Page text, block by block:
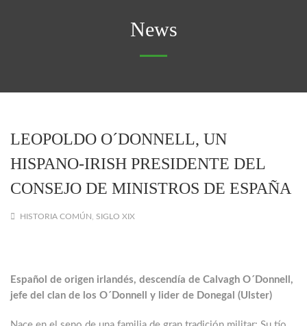
News
LEOPOLDO O´DONNELL, UN
HISPANO-IRISH PRESIDENTE DEL
CONSEJO DE MINISTROS DE ESPAÑA
HISTORIA COMÚN SIGLO XIX
Español de origen irlandés, descendía de Calvagh O´Donnell,
jefe del clan de los O´Donnell y lider de Donegal (Ulster)